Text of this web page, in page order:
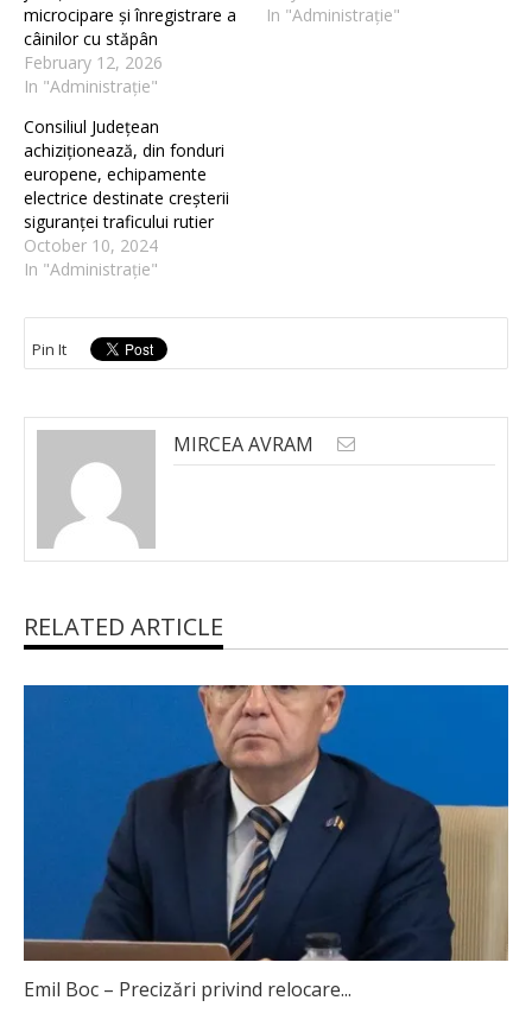
microcipare și înregistrare a
câinilor cu stăpân
February 12, 2026
In "Administrație"
In "Administrație"
Consiliul Județean
achiziționează, din fonduri
europene, echipamente
electrice destinate creșterii
siguranței traficului rutier
October 10, 2024
In "Administrație"
Pin It
MIRCEA AVRAM
RELATED ARTICLE
Emil Boc – Precizări privind relocare...